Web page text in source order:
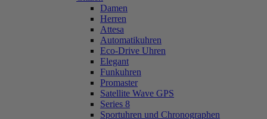
Damen
Herren
Attesa
Automatikuhren
Eco-Drive Uhren
Elegant
Funkuhren
Promaster
Satellite Wave GPS
Series 8
Sportuhren und Chronographen